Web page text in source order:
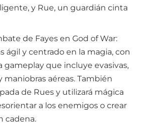
y Rue, un guardián cinta
de Fayes en God of War:
ágil y centrado en la magia, con
gameplay que incluye evasivas,
maniobras aéreas. También
de Rues y utilizará mágica
a los enemigos o crear
cadena.